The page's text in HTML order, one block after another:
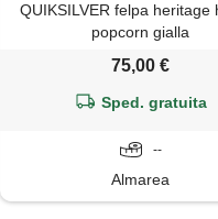
QUIKSILVER felpa heritage
popcorn gialla
75,00 €
Sped. gratuita
--
Almarea